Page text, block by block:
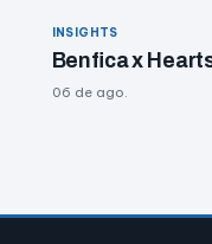
INSIGHTS
Benfica x
06 de ago.